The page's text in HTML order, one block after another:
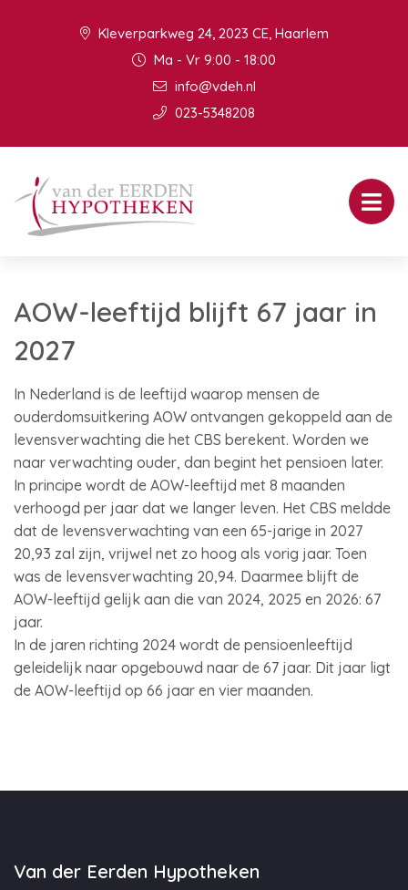
Kleverparkweg 24, 2023 CE, Haarlem
Ma - Vr 9:00 - 18:00
info@vdeh.nl
023-5348208
AOW-leeftijd blijft 67 jaar in
2027
In Nederland is de leeftijd waarop mensen de
ouderdomsuitkering AOW ontvangen gekoppeld aan de
levensverwachting die het CBS berekent. Worden we
naar verwachting ouder, dan begint het pensioen later.
In principe wordt de AOW-leeftijd met 8 maanden
verhoogd per jaar dat we langer leven. Het CBS meldde
dat de levensverwachting van een 65-jarige in 2027
20,93 zal zijn, vrijwel net zo hoog als vorig jaar. Toen
was de levensverwachting 20,94. Daarmee blijft de
AOW-leeftijd gelijk aan die van 2024, 2025 en 2026: 67
jaar.
In de jaren richting 2024 wordt de pensioenleeftijd
geleidelijk naar opgebouwd naar de 67 jaar. Dit jaar ligt
de AOW-leeftijd op 66 jaar en vier maanden.
Van der Eerden Hypotheken